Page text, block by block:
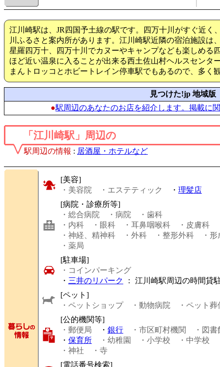
江川崎駅は、JR四国予土線の駅です。四万十川がすぐ近く
川ふるさと案内所があります。江川崎駅近隣の宿泊施設は
星羅四万十、四万十川でカヌーやキャンプなども楽しめる
ほど近い温泉に入ることが出来る西土佐山村ヘルスセンタ
まんトロッコとホビートレイン停車駅でもあるので、多く
見つけた!jp 地域版
●駅周辺のあなたのお店を紹介します。掲載に
「江川崎駅」周辺の
駅周辺の情報 : 居酒屋・ホテルなど
[美容]
・美容院
・エステティック ・ 理髪店
[病院・診療所等]
・総合病院
・病院
・歯科
・内科
・眼科 ・耳鼻咽喉科 ・皮膚科
・神経、精神科
・外科 ・整形外科
・
・薬局
[駐車場]
・コインパーキング
・ 三井のリパーク
： 江川崎駅周辺の時間貸
[ペット]
・ペットショップ
・動物病院
・ペット葬
[公的機関等]
・郵便局 ・ 銀行 ・市区町村機関
・図書
・ 保育所 ・幼稚園 ・小学校 ・中学校
・神社
・寺
[電話番号検索]